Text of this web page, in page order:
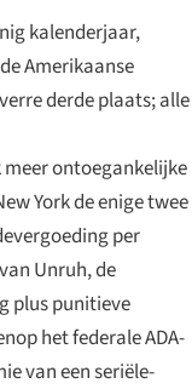
kalenderjaar,
Amerikaanse
derde plaats; alle
meer ontoegankelijke
York de enige twee
per
Unruh, de
plus punitieve
het federale ADA-
van een seriële-